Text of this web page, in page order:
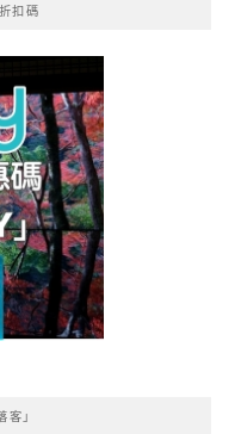
扣碼
」